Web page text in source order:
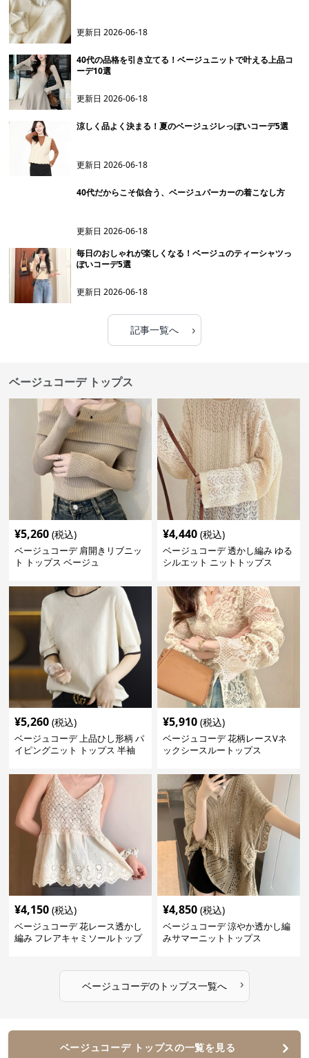
更新日2026-06-18
40代の品格を引き立てる！ベージュニットで叶える上品コ
ーデ10選
更新日2026-06-18
涼しく品よく決まる！夏のベージュジレっぽいコーデ5選
更新日2026-06-18
40代だからこそ似合う、ベージュパーカーの着こなし方
更新日2026-06-18
毎日のおしゃれが楽しくなる！ベージュのティーシャツっ
ぽいコーデ5選
更新日2026-06-18
記事一覧へ ›
ベージュコーデ トップス
¥5,260 (税込)
ベージュコーデ 肩開きリブニッ
ト トップス ベージュ
¥4,440 (税込)
ベージュコーデ 透かし編み ゆる
シルエット ニットトップス
¥5,260 (税込)
ベージュコーデ 上品ひし形柄 パ
イピングニット トップス 半袖
¥5,910 (税込)
ベージュコーデ 花柄レースVネ
ックシースルートップス
¥4,150 (税込)
ベージュコーデ 花レース透かし
編み フレアキャミソールトップ
¥4,850 (税込)
ベージュコーデ 涼やか透かし編
みサマーニットトップス
ベージュコーデのトップス一覧へ ›
ベージュコーデ トップスの一覧を見る